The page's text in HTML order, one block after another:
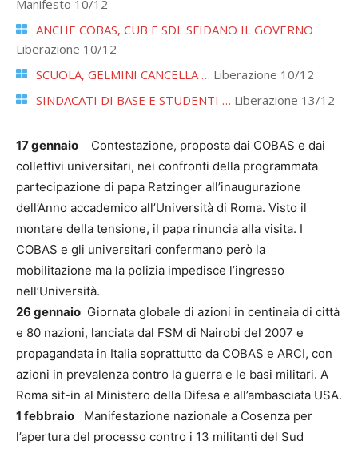
Manifesto 10/12
ANCHE COBAS, CUB E SDL SFIDANO IL GOVERNO
Liberazione 10/12
SCUOLA, GELMINI CANCELLA … Liberazione 10/12
SINDACATI DI BASE E STUDENTI … Liberazione 13/12
17 gennaio
Contestazione, proposta dai COBAS e dai
collettivi universitari, nei confronti della programmata
partecipazione di papa Ratzinger all’inaugurazione
dell’Anno accademico all’Università di Roma. Visto il
montare della tensione, il papa rinuncia alla visita. I
COBAS e gli universitari confermano però la
mobilitazione ma la polizia impedisce l’ingresso
nell’Università.
26 gennaio Giornata globale di azioni in centinaia di città
e 80 nazioni, lanciata dal FSM di Nairobi del 2007 e
propagandata in Italia soprattutto da COBAS e ARCI, con
azioni in prevalenza contro la guerra e le basi militari. A
Roma sit-in al Ministero della Difesa e all’ambasciata USA.
1 febbraio
Manifestazione nazionale a Cosenza per
l’apertura del processo contro i 13 militanti del Sud